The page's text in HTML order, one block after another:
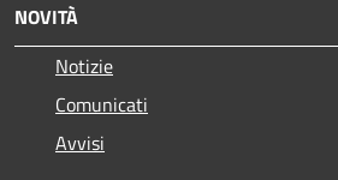
NOVITÀ
Notizie
Comunicati
Avvisi